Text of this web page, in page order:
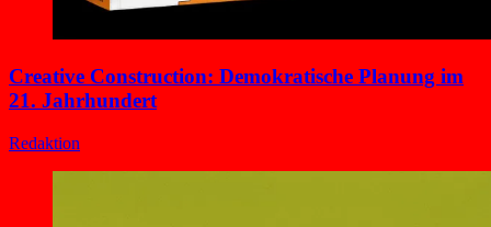
Creative Construction: Demokratische Planung im
21. Jahrhundert
Redaktion